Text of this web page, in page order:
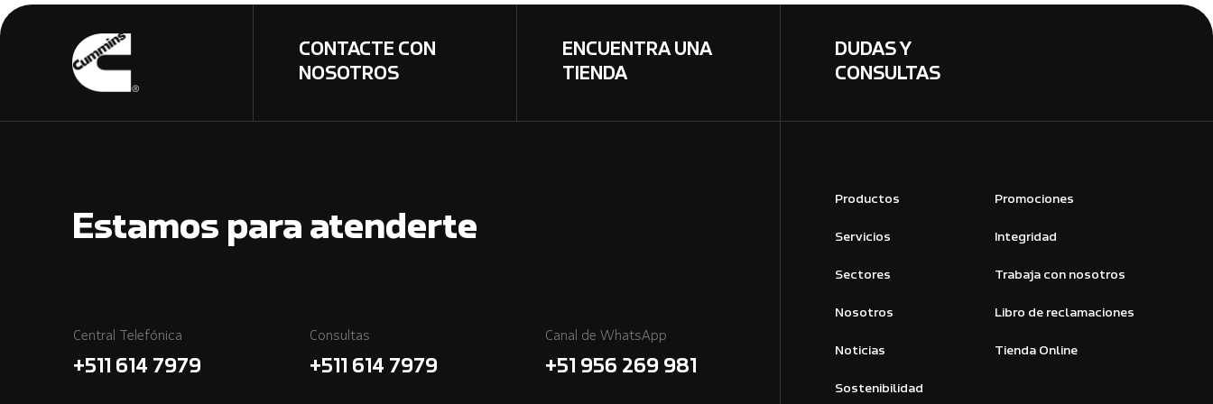
CONTACTE CON
NOSOTROS
ENCUENTRA UNA
TIENDA
DUDAS Y
CONSULTAS
Estamos para atenderte
Central Telefónica
+511 614 7979
Consultas
+511 614 7979
Canal de WhatsApp
+51 956 269 981
Productos
Servicios
Sectores
Nosotros
Noticias
Sostenibilidad
Promociones
Integridad
Trabaja con nosotros
Libro de reclamaciones
Tienda Online